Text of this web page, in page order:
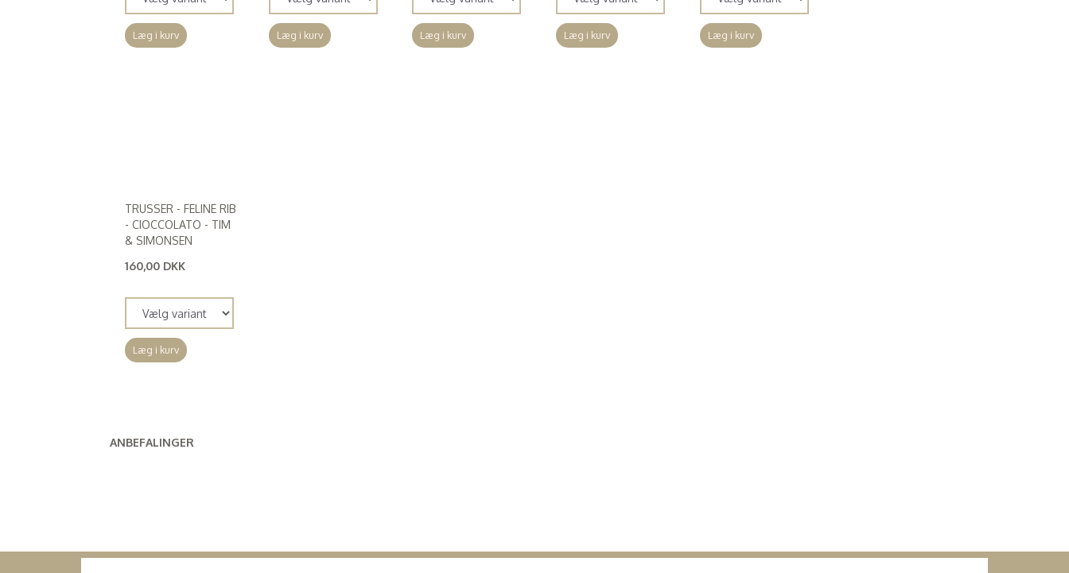
Læg i kurv Læg i kurv Læg i kurv Læg i kurv Læg i kurv
TRUSSER - FELINE RIB
- CIOCCOLATO - TIM
& SIMONSEN
160,00 DKK
Læg i kurv
ANBEFALINGER